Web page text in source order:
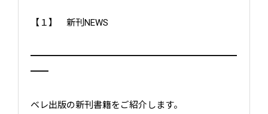
【１】 新刊NEWS
━━━━━━━━━━━━━━━━━━━━━━━
━━
ベレ出版の新刊書籍をご紹介します。